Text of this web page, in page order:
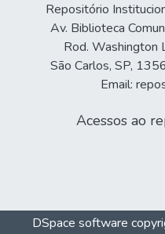
Repositório
Av. Biblioteca
Rod.
São Carlos, SP,
Email:
Acessos ao
DSpace software